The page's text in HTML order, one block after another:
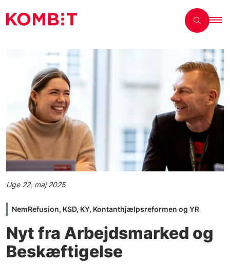
Uge 22, maj 2025
NemRefusion, KSD, KY, Kontanthjælpsreformen og YR
Nyt fra Arbejdsmarked og
Beskæftigelse